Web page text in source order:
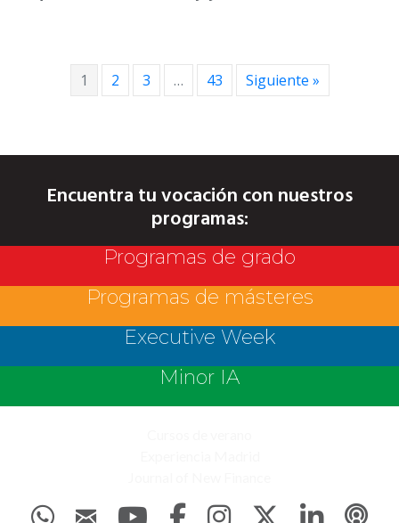
1 2 3 … 43 Siguiente »
Encuentra tu vocación con nuestros
programas:
Programas de grado
Programas de másteres
Executive Week
Minor IA